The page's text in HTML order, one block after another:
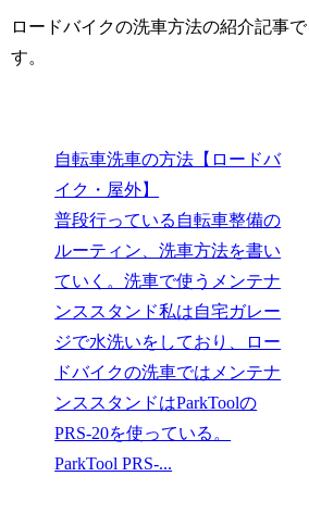
ロードバイクの洗車方法の紹介記事で
す。
自転車洗車の方法【ロードバ
イク・屋外】
普段行っている自転車整備の
ルーティン、洗車方法を書い
ていく。洗車で使うメンテナ
ンススタンド私は自宅ガレー
ジで水洗いをしており、ロー
ドバイクの洗車ではメンテナ
ンススタンドはParkToolの
PRS-20を使っている。
ParkTool PRS-...